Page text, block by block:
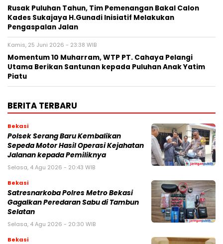
Rusak Puluhan Tahun, Tim Pemenangan Bakal Calon
Kades Sukajaya H.Gunadi Inisiatif Melakukan
Pengaspalan Jalan
Kamis, 25 Juni 2026 - 23:38 WIB
Momentum 10 Muharram, WTP PT. Cahaya Pelangi
Utama Berikan Santunan kepada Puluhan Anak Yatim
Piatu
BERITA TERBARU
Bekasi
Polsek Serang Baru Kembalikan
Sepeda Motor Hasil Operasi Kejahatan
Jalanan kepada Pemiliknya
Selasa, 4 Agu 2026 - 20:43 WIB
Bekasi
Satresnarkoba Polres Metro Bekasi
Gagalkan Peredaran Sabu di Tambun
Selatan
Selasa, 4 Agu 2026 - 20:30 WIB
Bekasi